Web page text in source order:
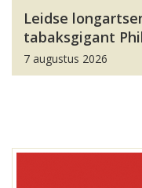
Leidse
tabaksgigant
7 augustus 2026